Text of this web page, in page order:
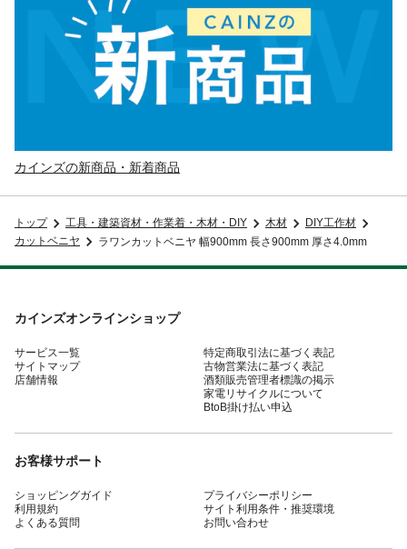
カインズの新商品・新着商品
トップ 工具・建築資材・作業着・木材・DIY 木材
DIY工作材
カットベニヤ
ラワンカットベニヤ 幅900mm 長さ900mm 厚さ4.0mm
カインズオンラインショップ
サービス一覧
サイトマップ
店舗情報
特定商取引法に基づく表記
古物営業法に基づく表記
酒類販売管理者標識の掲示
家電リサイクルについて
BtoB掛け払い申込
お客様サポート
ショッピングガイド
利用規約
よくある質問
プライバシーポリシー
サイト利用条件・推奨環境
お問い合わせ